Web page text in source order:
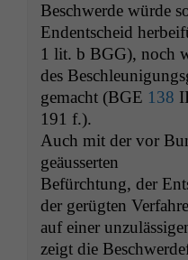
Beschw­erde würde
Endentscheid
1 lit. b BGG), noch
des
gemacht (BGE 138
191 f.).
Auch mit der vor
geäusserten
Befürch­tung, der
der gerügten
auf ein­er
zeigt die